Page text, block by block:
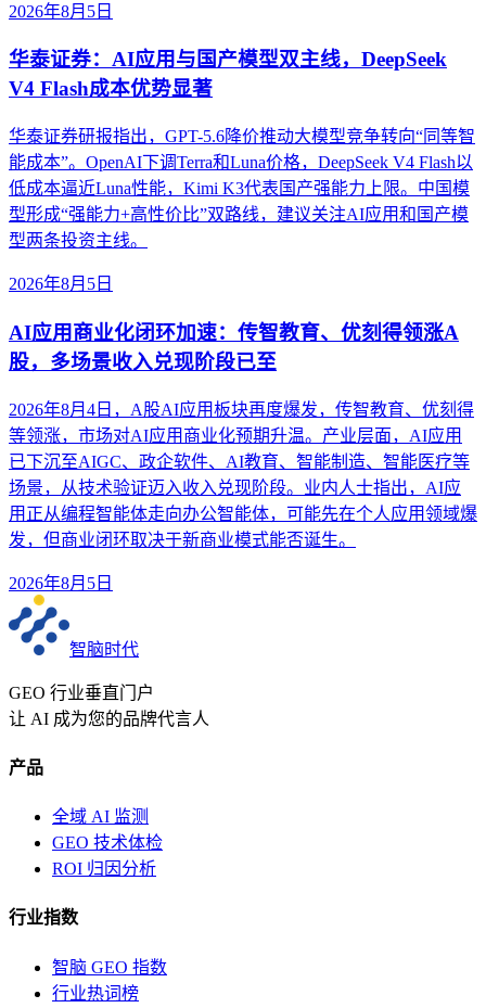
2026年8月5日
华泰证券：AI应用与国产模型双主线，DeepSeek
V4 Flash成本优势显著
华泰证券研报指出，GPT-5.6降价推动大模型竞争转向“同等智
能成本”。OpenAI下调Terra和Luna价格，DeepSeek V4 Flash以
低成本逼近Luna性能，Kimi K3代表国产强能力上限。中国模
型形成“强能力+高性价比”双路线，建议关注AI应用和国产模
型两条投资主线。
2026年8月5日
AI应用商业化闭环加速：传智教育、优刻得领涨A
股，多场景收入兑现阶段已至
2026年8月4日，A股AI应用板块再度爆发，传智教育、优刻得
等领涨，市场对AI应用商业化预期升温。产业层面，AI应用
已下沉至AIGC、政企软件、AI教育、智能制造、智能医疗等
场景，从技术验证迈入收入兑现阶段。业内人士指出，AI应
用正从编程智能体走向办公智能体，可能先在个人应用领域爆
发，但商业闭环取决于新商业模式能否诞生。
2026年8月5日
智脑时代
GEO 行业垂直门户
让 AI 成为您的品牌代言人
产品
全域 AI 监测
GEO 技术体检
ROI 归因分析
行业指数
智脑 GEO 指数
行业热词榜